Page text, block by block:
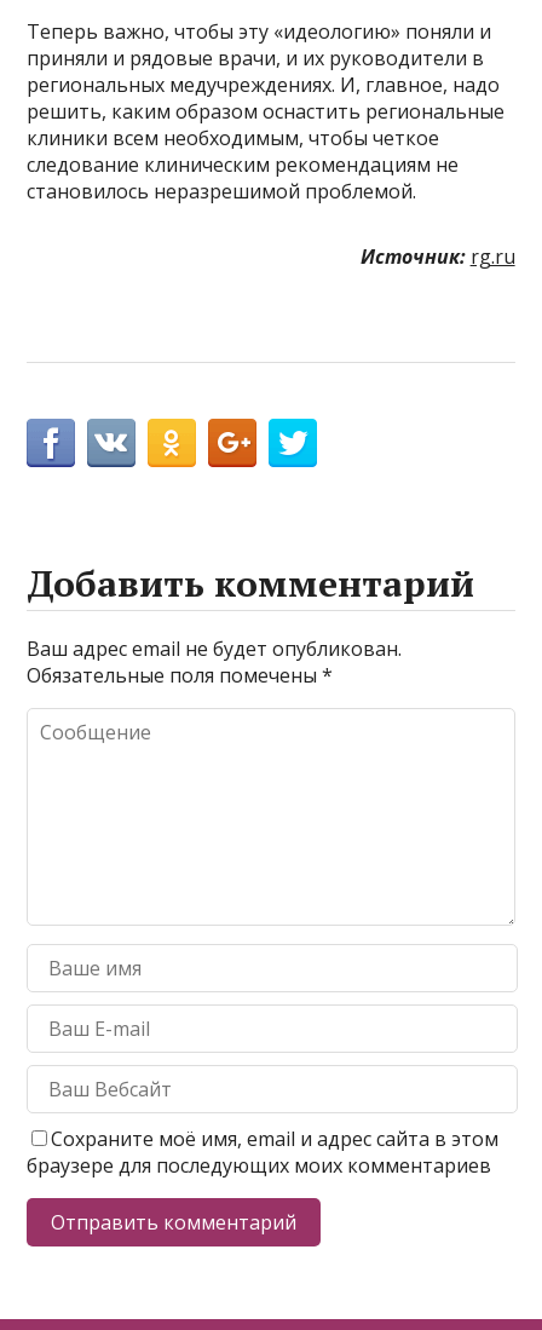
Теперь важно, чтобы эту «идеологию» поняли и
приняли и рядовые врачи, и их руководители в
региональных медучреждениях. И, главное, надо
решить, каким образом оснастить региональные
клиники всем необходимым, чтобы четкое
следование клиническим рекомендациям не
становилось неразрешимой проблемой.
Источник: rg.ru
Добавить комментарий
Ваш адрес email не будет опубликован.
Обязательные поля помечены*
Сохраните моё имя, email и адрес сайта в этом
браузере для последующих моих комментариев